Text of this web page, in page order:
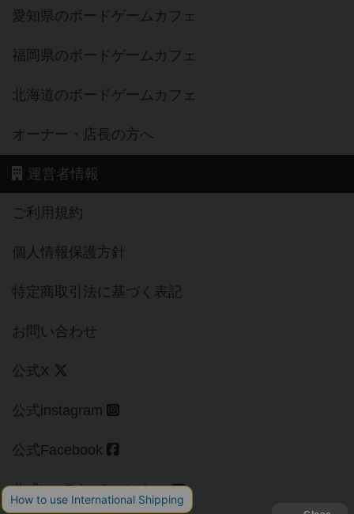
愛知県のボードゲームカフェ
福岡県のボードゲームカフェ
北海道のボードゲームカフェ
オーナー・店長の方へ
運営者情報
ご利用規約
個人情報保護方針
特定商取引法に基づく表記
お問い合わせ
公式X
公式instagram
公式Facebook
公式YouTubeチャンネル